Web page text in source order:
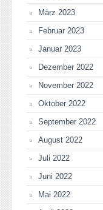
März 2023
Februar 2023
Januar 2023
Dezember 2022
November 2022
Oktober 2022
September 2022
August 2022
Juli 2022
Juni 2022
Mai 2022